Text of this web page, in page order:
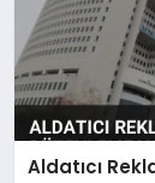
Aldatıcı